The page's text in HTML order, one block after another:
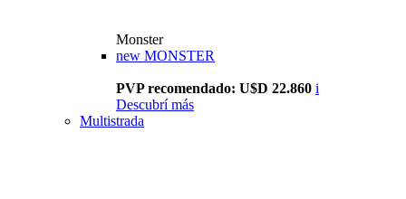
Monster
new MONSTER
PVP recomendado: U$D 22.860 i
Descubrí más
Multistrada